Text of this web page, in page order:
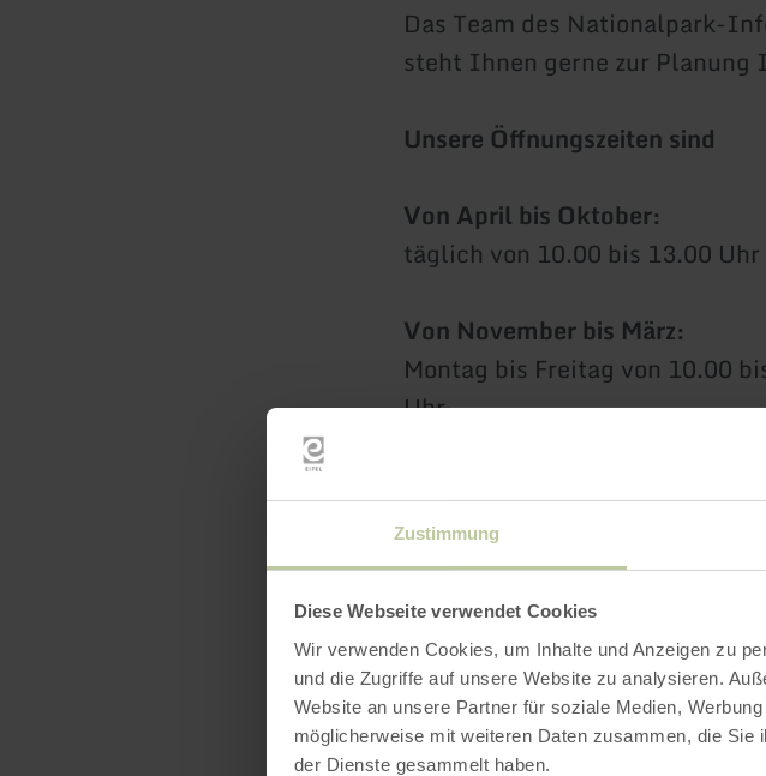
Zustimmung
Diese Webseite verwendet Cookies
Wir verwenden Cookies, um Inhalte und Anzeigen zu
und die Zugriffe auf unsere Website zu analysieren.
Website an unsere Partner für soziale Medien,
möglicherweise mit weiteren Daten zusammen, die
der Dienste gesammelt haben.
Das Team des Nationalpark-
steht Ihnen gerne zur
Unsere Öffnungszeiten sind
Von April bis Oktober:
täglich von 10.00 bis 13.00
Von November bis März:
Montag bis Freitag von 10.00
Uhr
Konktakt:
Rureifel Tourismus GmbH
Stadtstraße 16
52156 Monschau
Tel. +49 2473 55205 30
Fax +49 2473 55205 99